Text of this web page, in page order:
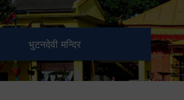
भुटनदेवी मन्दिर
स्मारक
हेटौंडा उपमहानगरपालिका नगर
कार्यपालिकाको कार्यालय
मनकामना डाँडाबाट देखिएको दृश्य